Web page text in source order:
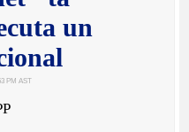
un
PM AST